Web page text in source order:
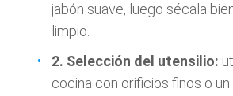
jabón suave, luego sécala
limpio.
2. Selección del utensilio:
cocina con orificios finos o